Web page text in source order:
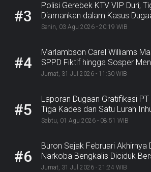
#3
Polisi Gerebek KTV VIP Duri,
Diamankan dalam Kasus
Senin, 03 Agu 2026 - 20:19 WIB
#4
Marlambson Carel Williams
SPPD Fiktif hingga Sosper
Jumat, 31 Jul 2026 - 11:30 WIB
#5
Laporan Dugaan Gratifikasi
Tiga Kades dan Satu Lurah
Kejaksaan
Sabtu, 01 Agu 2026 - 08:51 WIB
#6
Buron Sejak Februari Akhirnya
Narkoba Bengkalis Diciduk
Jumat, 31 Jul 2026 - 21:24 WIB